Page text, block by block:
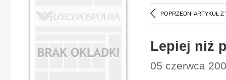
POPRZEDNI ARTYKUŁ Z
Lepiej niż
05 czerwca